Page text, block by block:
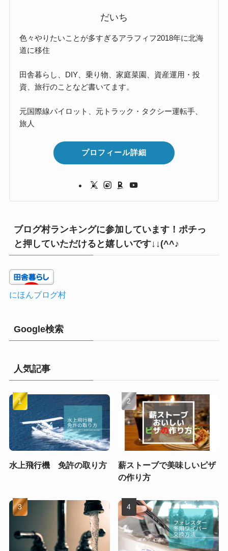
だいち
色々やりたいことが多すぎるアラフィフ2018年に北海
道に移住
田舎暮らし、DIY、乗り物、家庭菜園、資産運用・投
資、旅行のことなど書いてます。
元国際線パイロット、元トラック・タクシー運転手、
旅人
プロフィール詳細
ブログ村ランキングに参加しています！ポチっ
と押していただけると嬉しいです↓↓(^^♪
にほんブログ村
Google検索
人気記事
水上飛行機 免許の取り方
薪ストーブで美味しいピザ
の作り方